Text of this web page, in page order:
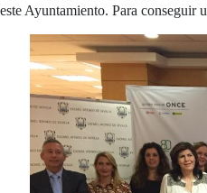
Ayuntamiento. Para